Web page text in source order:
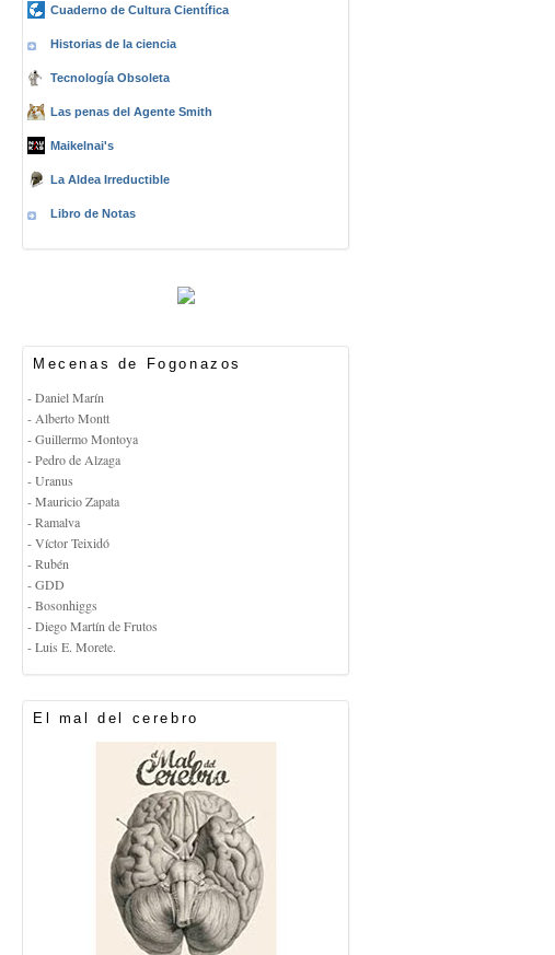
Cuaderno de Cultura Científica
Historias de la ciencia
Tecnología Obsoleta
Las penas del Agente Smith
Maikelnai's
La Aldea Irreductible
Libro de Notas
Mecenas de Fogonazos
- Daniel Marín
- Alberto Montt
- Guillermo Montoya
- Pedro de Alzaga
- Uranus
- Mauricio Zapata
- Ramalva
- Víctor Teixidó
- Rubén
- GDD
- Bosonhiggs
- Diego Martín de Frutos
- Luis E. Morete.
El mal del cerebro